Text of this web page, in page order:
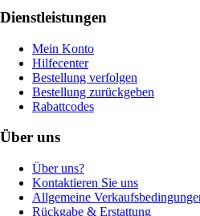
Dienstleistungen
Mein Konto
Hilfecenter
Bestellung verfolgen
Bestellung zurückgeben
Rabattcodes
Über uns
Über uns?
Kontaktieren Sie uns
Allgemeine
Rückgabe & Erstattung